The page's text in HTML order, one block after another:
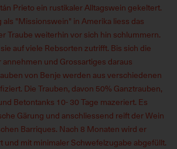
Prieto ein rustikaler Alltagswein gekeltert.
"Missionswein" in Amerika liess das
Traube weiterhin vor sich hin schlummern.
auf viele Rebsorten zutrifft. Bis sich die
und Grossartiges daraus
von Benje werden aus verschiedenen
Die Trauben, davon 50% Ganztrauben,
Betontanks 10- 30 Tage mazeriert. Es
Gärung und anschliessend reift der Wein
Barriques. Nach 8 Monaten wird er
und mit minimaler Schwefelzugabe abgefüllt.